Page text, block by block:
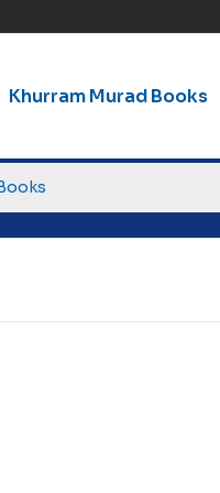
Khurram Murad Books